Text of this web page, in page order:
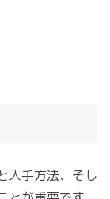
入手方法、そし